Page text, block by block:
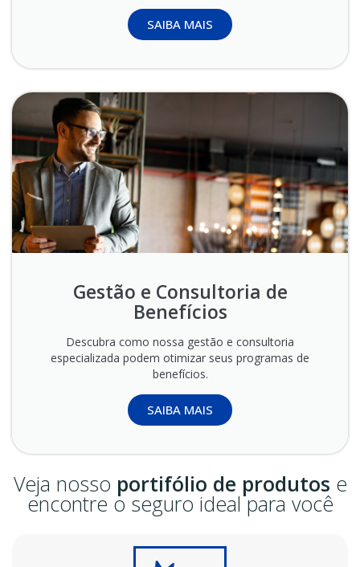
SAIBA MAIS
Gestão e Consultoria de
Benefícios
Descubra como nossa gestão e consultoria
especializada podem otimizar seus programas de
benefícios.
SAIBA MAIS
Veja nosso portifólio de produtos e
encontre o seguro ideal para você